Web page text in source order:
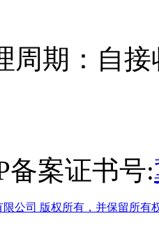
周期：自
备案证书号:
公司 版权所有，并保留所有